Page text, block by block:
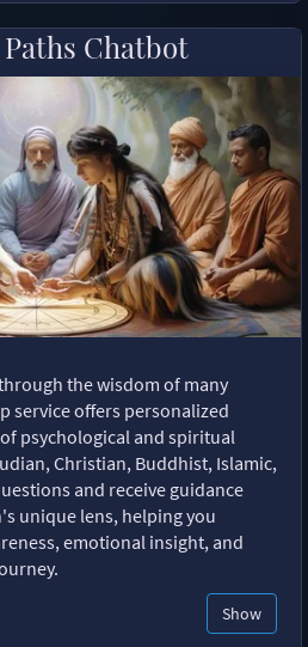
Chatbot
the wisdom of many
service offers personalized
psychological and spiritual
Christian, Buddhist, Islamic,
and receive guidance
unique lens, helping you
emotional insight, and
Show